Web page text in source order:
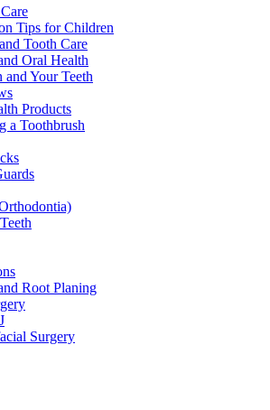
Tips for Children
Tooth Care
Oral Health
Your Teeth
Products
a Toothbrush
Root Planing
Surgery